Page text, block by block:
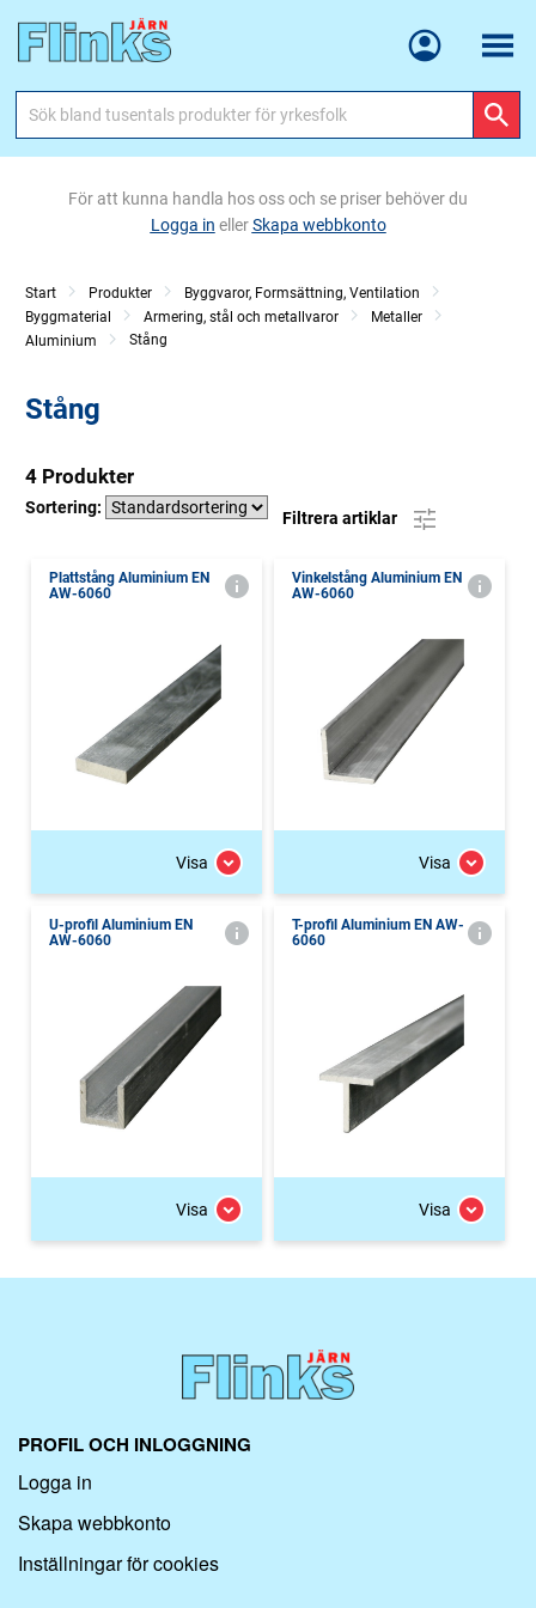
Meny
För att kunna handla hos oss och se priser behöver du
Logga in ellerSkapa webbkonto
Start Produkter
Byggvaror, Formsättning, Ventilation
Byggmaterial
Armering, stål och metallvaror
Metaller
Aluminium
Stång
Stång
4 Produkter
Sortering:
Filtrera artiklar
Plattstång Aluminium EN
AW-6060
Visa
Vinkelstång Aluminium EN
AW-6060
Visa
U-profil Aluminium EN
AW-6060
Visa
T-profil Aluminium EN AW-
6060
Visa
PROFIL OCH INLOGGNING
Logga in
Skapa webbkonto
Inställningar för cookies